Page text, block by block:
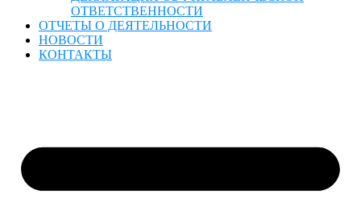
ОТВЕТСТВЕННОСТИ
ОТЧЕТЫ О ДЕЯТЕЛЬНОСТИ
НОВОСТИ
КОНТАКТЫ